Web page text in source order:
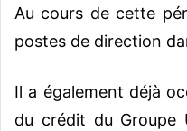
Au cours de cette
postes de direction
Il a également déjà
du crédit du Groupe